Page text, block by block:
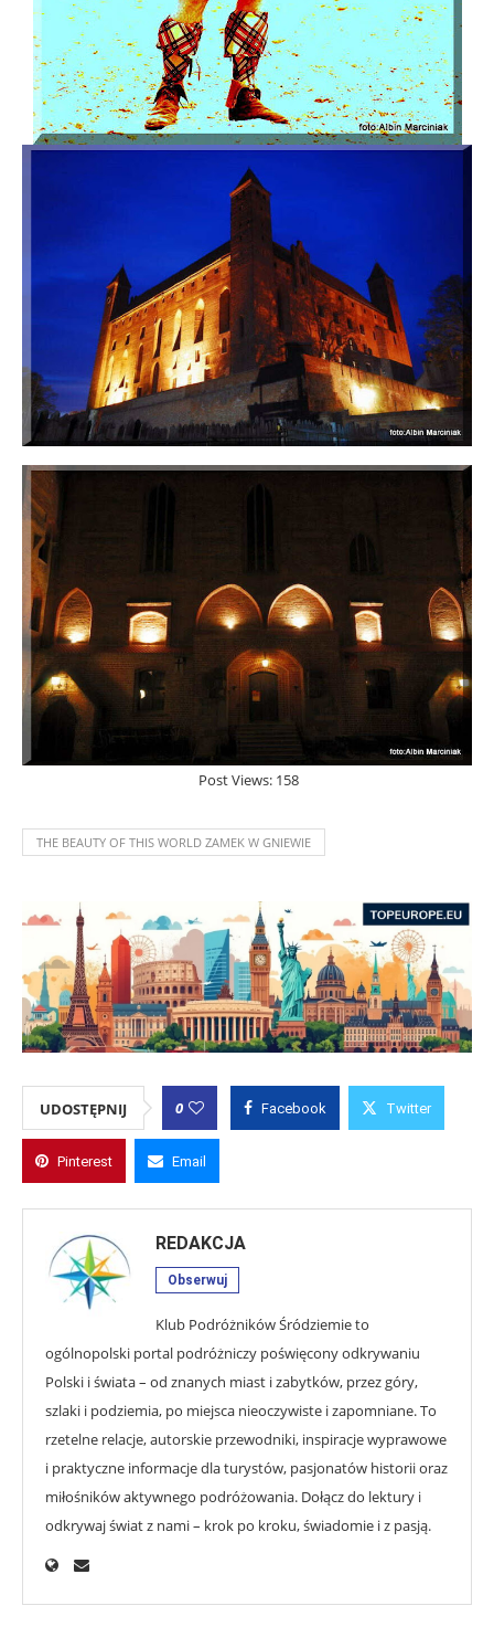
Post Views: 158
THE BEAUTY OF THIS WORLD ZAMEK W GNIEWIE
UDOSTĘPNIJ 0 Facebook Twitter
Pinterest Email
REDAKCJA
Obserwuj
Klub Podróżników Śródziemie to
ogólnopolski portal podróżniczy poświęcony odkrywaniu
Polski i świata – od znanych miast i zabytków, przez góry,
szlaki i podziemia, po miejsca nieoczywiste i zapomniane. To
rzetelne relacje, autorskie przewodniki, inspiracje wyprawowe
i praktyczne informacje dla turystów, pasjonatów historii oraz
miłośników aktywnego podróżowania. Dołącz do lektury i
odkrywaj świat z nami – krok po kroku, świadomie i z pasją.